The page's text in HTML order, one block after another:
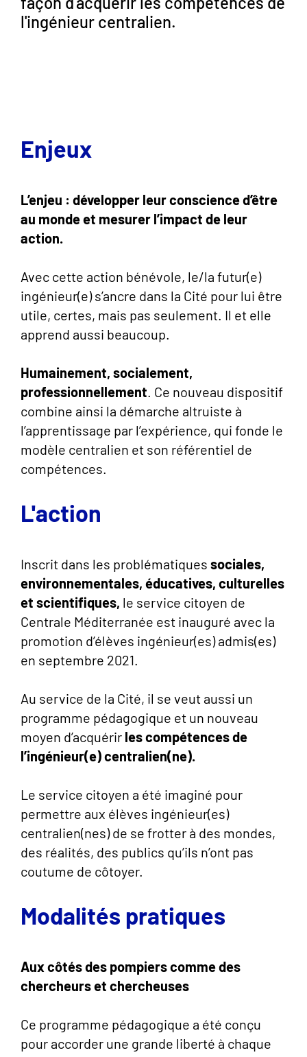
l'ingénieur centralien.
Enjeux
L’enjeu : développer leur conscience d’être
au monde et mesurer l’impact de leur
action.
Avec cette action bénévole, le/la futur(e)
ingénieur(e) s’ancre dans la Cité pour lui être
utile, certes, mais pas seulement. Il et elle
apprend aussi beaucoup.
Humainement, socialement,
professionnellement. Ce nouveau dispositif
combine ainsi la démarche altruiste à
l’apprentissage par l’expérience, qui fonde le
modèle centralien et son référentiel de
compétences.
L'action
Inscrit dans les problématiques sociales,
environnementales, éducatives, culturelles
et scientifiques, le service citoyen de
Centrale Méditerranée est inauguré avec la
promotion d’élèves ingénieur(es) admis(es)
en septembre 2021.
Au service de la Cité, il se veut aussi un
programme pédagogique et un nouveau
moyen d’acquérir les compétences de
l’ingénieur(e) centralien(ne).
Le service citoyen a été imaginé pour
permettre aux élèves ingénieur(es)
centralien(nes) de se frotter à des mondes,
des réalités, des publics qu’ils n’ont pas
coutume de côtoyer.
Modalités pratiques
Aux côtés des pompiers comme des
chercheurs et chercheuses
Ce programme pédagogique a été conçu
pour accorder une grande liberté à chaque